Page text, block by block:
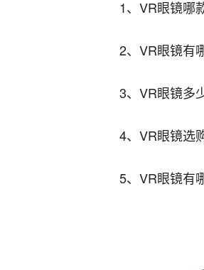
1、VR眼镜哪
2、VR眼镜有
3、VR眼镜多
4、VR眼镜选
5、VR眼镜有